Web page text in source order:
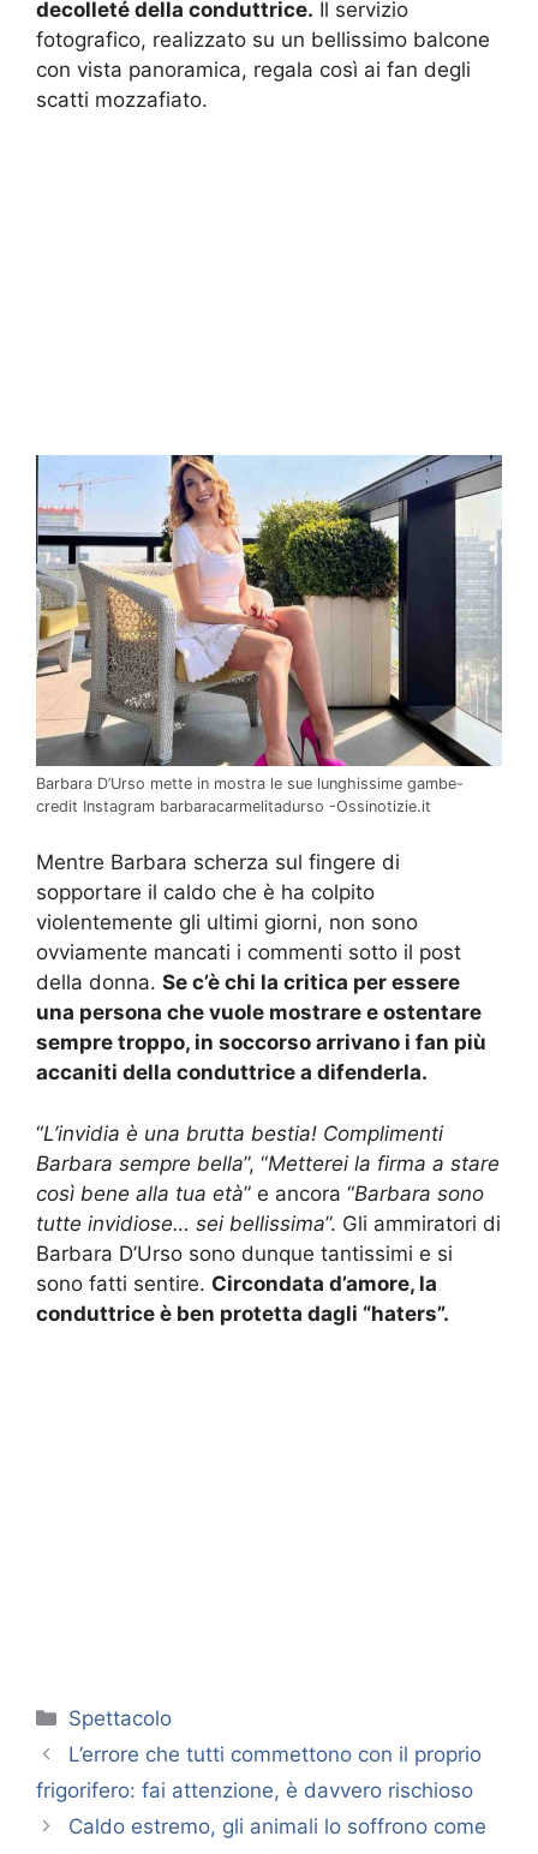
decolleté della conduttrice. Il servizio
fotografico, realizzato su un bellissimo balcone
con vista panoramica, regala così ai fan degli
scatti mozzafiato.
Barbara D’Urso mette in mostra le sue lunghissime gambe-
credit Instagram barbaracarmelitadurso -Ossinotizie.it
Mentre Barbara scherza sul fingere di
sopportare il caldo che è ha colpito
violentemente gli ultimi giorni, non sono
ovviamente mancati i commenti sotto il post
della donna. Se c’è chi la critica per essere
una persona che vuole mostrare e ostentare
sempre troppo, in soccorso arrivano i fan più
accaniti della conduttrice a difenderla.
“L’invidia è una brutta bestia! Complimenti
Barbara sempre bella”, “Metterei la firma a stare
così bene alla tua età” e ancora “Barbara sono
tutte invidiose… sei bellissima”. Gli ammiratori di
Barbara D’Urso sono dunque tantissimi e si
sono fatti sentire. Circondata d’amore, la
conduttrice è ben protetta dagli “haters”.
Categorie
Spettacolo
L’errore che tutti commettono con il proprio
frigorifero: fai attenzione, è davvero rischioso
Caldo estremo, gli animali lo soffrono come